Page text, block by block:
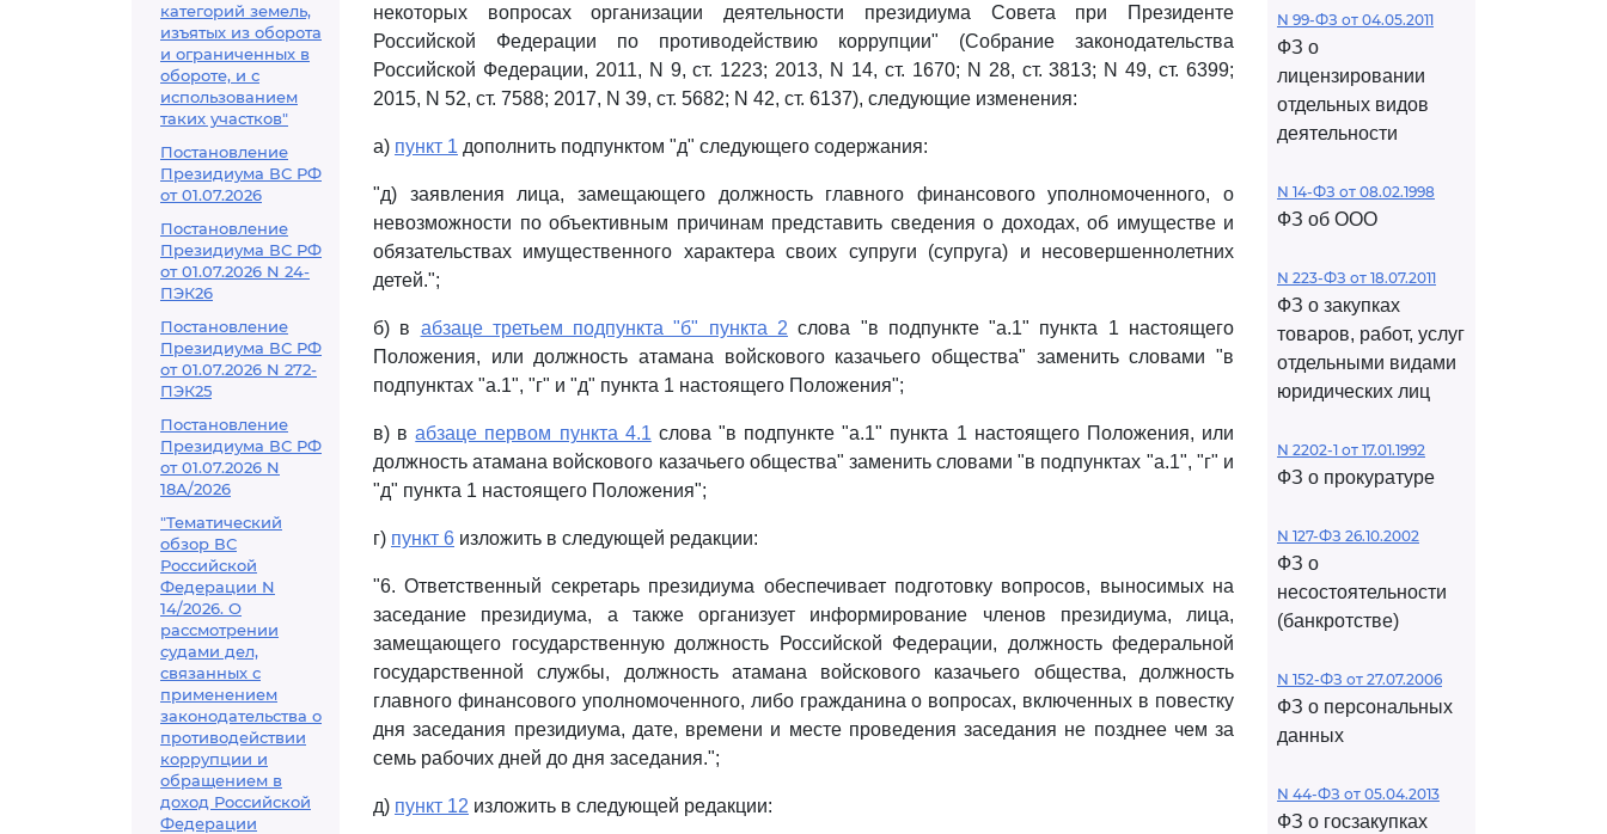
категорий земель,
изъятых из оборота
и ограниченных в
обороте, и с
использованием
таких участков"
Постановление
Президиума ВС РФ
от 01.07.2026
Постановление
Президиума ВС РФ
от 01.07.2026 N 24-
ПЭК26
Постановление
Президиума ВС РФ
от 01.07.2026 N 272-
ПЭК25
Постановление
Президиума ВС РФ
от 01.07.2026 N
18А/2026
"Тематический
обзор ВС
Российской
Федерации N
14/2026. О
рассмотрении
судами дел,
связанных с
применением
законодательства о
противодействии
коррупции и
обращением в
доход Российской
Федерации
некоторых вопросах организации деятельности президиума Совета при Президенте
Российской Федерации по противодействию коррупции" (Собрание законодательства
Российской Федерации, 2011, N 9, ст. 1223; 2013, N 14, ст. 1670; N 28, ст. 3813; N 49, ст. 6399;
2015, N 52, ст. 7588; 2017, N 39, ст. 5682; N 42, ст. 6137), следующие изменения:
а) пункт 1 дополнить подпунктом "д" следующего содержания:
"д) заявления лица, замещающего должность главного финансового уполномоченного, о
невозможности по объективным причинам представить сведения о доходах, об имуществе и
обязательствах имущественного характера своих супруги (супруга) и несовершеннолетних
детей.";
б) в абзаце третьем подпункта "б" пункта 2 слова "в подпункте "а.1" пункта 1 настоящего
Положения, или должность атамана войскового казачьего общества" заменить словами "в
подпунктах "а.1", "г" и "д" пункта 1 настоящего Положения";
в) вабзаце первом пункта 4.1 слова "в подпункте "а.1" пункта 1 настоящего Положения, или
должность атамана войскового казачьего общества" заменить словами "в подпунктах "а.1", "г" и
"д" пункта 1 настоящего Положения";
г) пункт 6 изложить в следующей редакции:
"6. Ответственный секретарь президиума обеспечивает подготовку вопросов, выносимых на
заседание президиума, а также организует информирование членов президиума, лица,
замещающего государственную должность Российской Федерации, должность федеральной
государственной службы, должность атамана войскового казачьего общества, должность
главного финансового уполномоченного, либо гражданина о вопросах, включенных в повестку
дня заседания президиума, дате, времени и месте проведения заседания не позднее чем за
семь рабочих дней до дня заседания.";
д) пункт 12 изложить в следующей редакции:
N 99-ФЗ от 04.05.2011
ФЗ о
лицензировании
отдельных видов
деятельности
N 14-ФЗ от 08.02.1998
ФЗ об ООО
N 223-ФЗ от 18.07.2011
ФЗ о закупках
товаров, работ, услуг
отдельными видами
юридических лиц
N 2202-1 от 17.01.1992
ФЗ о прокуратуре
N 127-ФЗ 26.10.2002
ФЗ о
несостоятельности
(банкротстве)
N 152-ФЗ от 27.07.2006
ФЗ о персональных
данных
N 44-ФЗ от 05.04.2013
ФЗ о госзакупках